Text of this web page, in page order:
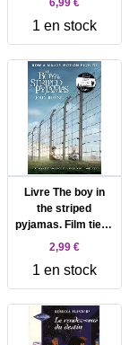
6,99 €
1 en stock
Livre The boy in
the striped
pyjamas. Film tie-in
John Boyne
2,99 €
1 en stock